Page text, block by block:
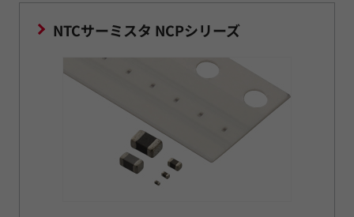
NTCサーミスタ NCPシリーズ